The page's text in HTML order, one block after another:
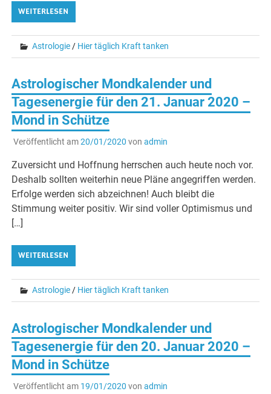
WEITERLESEN
Astrologie / Hier täglich Kraft tanken
Astrologischer Mondkalender und
Tagesenergie für den 21. Januar 2020 –
Mond in Schütze
Veröffentlicht am20/01/2020 von admin
Zuversicht und Hoffnung herrschen auch heute noch vor.
Deshalb sollten weiterhin neue Pläne angegriffen werden.
Erfolge werden sich abzeichnen! Auch bleibt die
Stimmung weiter positiv. Wir sind voller Optimismus und
[…]
WEITERLESEN
Astrologie/ Hier täglich Kraft tanken
Astrologischer Mondkalender und
Tagesenergie für den 20. Januar 2020 –
Mond in Schütze
Veröffentlicht am 19/01/2020 von admin